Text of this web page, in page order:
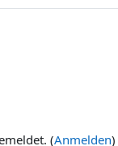
(Anmelden)